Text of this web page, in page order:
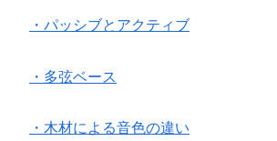
・パッシブとアクティブ
・多弦ベース
・木材による音色の違い